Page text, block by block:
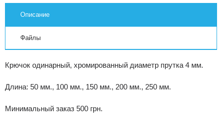
Описание
Файлы
Крючок одинарный, хромированный диаметр прутка 4 мм.
Длина: 50 мм., 100 мм., 150 мм., 200 мм., 250 мм.
Минимальный заказ 500 грн.